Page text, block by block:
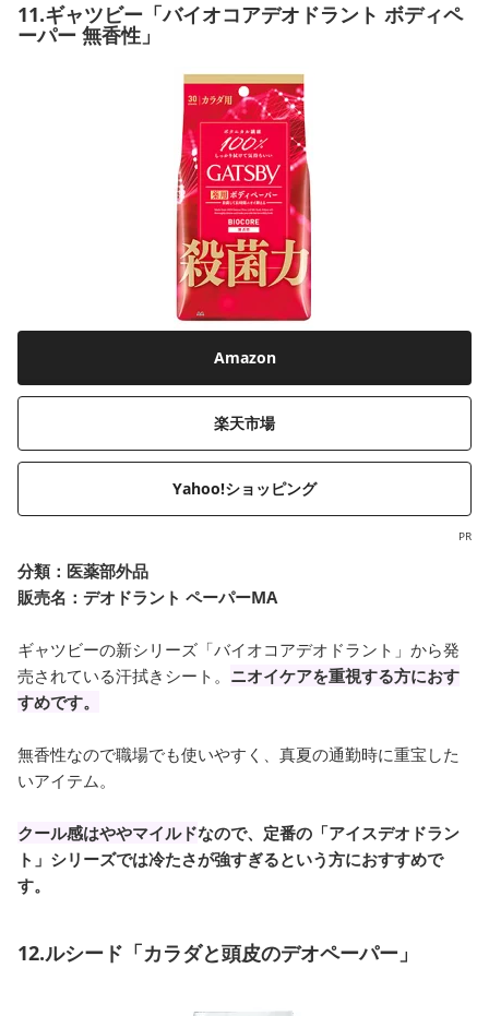
11.ギャツビー「バイオコアデオドラント ボディペ
ーパー 無香性」
Amazon
楽天市場
Yahoo!ショッピング
PR
分類： 医薬部外品
販売名：デオドラント ペーパーMA
ギャツビーの新シリーズ「バイオコアデオドラント」から発
売されている汗拭きシート。 ニオイケアを重視する方におす
すめです。
無香性なので職場でも使いやすく、真夏の通勤時に重宝した
いアイテム。
クール感はややマイルドなので、定番の「アイスデオドラン
ト」シリーズでは冷たさが強すぎるという方におすすめで
す。
12.ルシード「カラダと頭皮のデオペーパー」